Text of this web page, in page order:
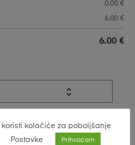
0.00 €
6.00 €
6.00 €
Dodaj U Košaricu
kolačiće za poboljšanje
Postavke Prihvaćam